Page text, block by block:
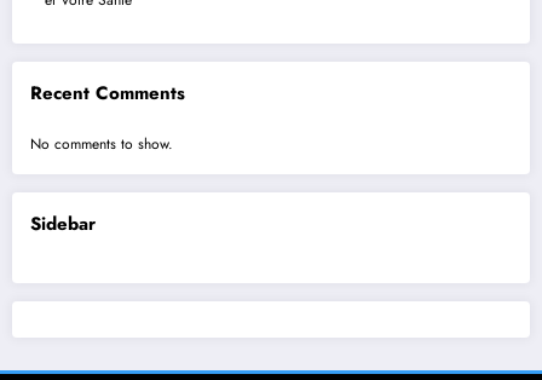
Recent Comments
No comments to show.
Sidebar